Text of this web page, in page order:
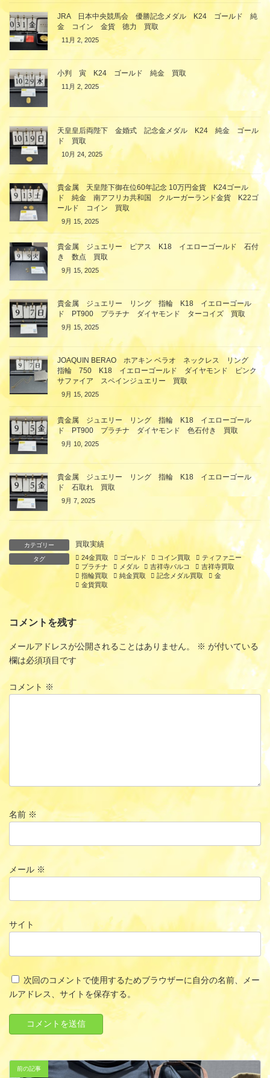
JRA 日本中央競馬会 優勝記念メダル K24 ゴールド 純
金 コイン 金貨 徳力 買取
11月 2, 2025
小判 寅 K24 ゴールド 純金 買取
11月 2, 2025
天皇皇后両陛下 金婚式 記念金メダル K24 純金 ゴール
ド 買取
10月 24, 2025
貴金属 天皇陛下御在位60年記念 10万円金貨 K24ゴール
ド 純金 南アフリカ共和国 クルーガーランド金貨 K22ゴ
ールド コイン 買取
9月 15, 2025
貴金属 ジュエリー ピアス K18 イエローゴールド 石付
き 数点 買取
9月 15, 2025
貴金属 ジュエリー リング 指輪 K18 イエローゴール
ド PT900 プラチナ ダイヤモンド ターコイズ 買取
9月 15, 2025
JOAQUIN BERAO ホアキン ベラオ ネックレス リング
指輪 750 K18 イエローゴールド ダイヤモンド ピンク
サファイア スペインジュエリー 買取
9月 15, 2025
貴金属 ジュエリー リング 指輪 K18 イエローゴール
ド PT900 プラチナ ダイヤモンド 色石付き 買取
9月 10, 2025
貴金属 ジュエリー リング 指輪 K18 イエローゴール
ド 石取れ 買取
9月 7, 2025
カテゴリー 買取実績
タグ 24金買取 ゴールド コイン買取
ティファニー
プラチナ
メダル 吉祥寺パルコ
吉祥寺買取
指輪買取
純金買取 記念メダル買取
金
金貨買取
コメントを残す
メールアドレスが公開されることはありません。 ※ が付いている
欄は必須項目です
コメント ※
名前 ※
メール ※
サイト
次回のコメントで使用するためブラウザーに自分の名前、メー
ルアドレス、サイトを保存する。
前の記事